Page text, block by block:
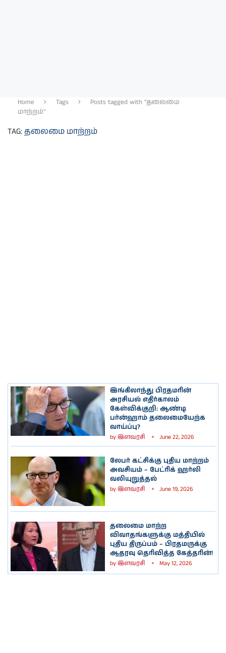
Home Tags
Posts tagged with "தலைமை
மாற்றம்"
TAG: தலைமை மாற்றம்
இங்கிலாந்து பிரதமரின்
அரசியல் எதிர்காலம்
கேள்விக்குறி: ஆண்டி
பர்ன்ஹாம் தலைமையேற்க
வாய்ப்பு?
byஇளவரசி June 22, 2026
லேபர் கட்சிக்கு புதிய மாற்றம்
அவசியம் – பேட்ரிக் ஹர்லி
வலியுறுத்தல்
byஇளவரசி June 19, 2026
தலைமை மாற்ற
விவாதங்களுக்கு மத்தியில்
புதிய திருப்பம் – பிரதமருக்கு
ஆதரவு தெரிவித்த கேத்தரின்!
byஇளவரசி May 12, 2026